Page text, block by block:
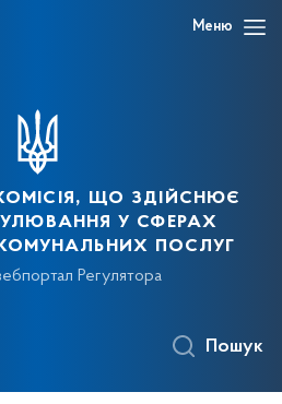
Меню
що здійснює
у сферах
послуг
Регулятора
Пошук